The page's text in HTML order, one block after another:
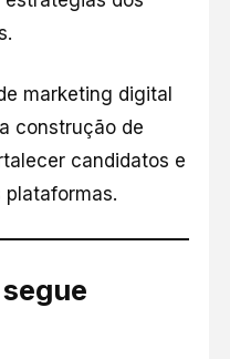
marketing digital
construção de
candidatos e
plataformas.